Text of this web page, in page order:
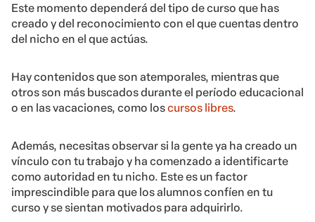
Este momento dependerá del tipo de curso que has
creado y del reconocimiento con el que cuentas dentro
del nicho en el que actúas.
Hay contenidos que son atemporales, mientras que
otros son más buscados durante el período educacional
o en las vacaciones, como loscursos libres.
Además, necesitas observar si la gente ya ha creado un
vínculo con tu trabajo y ha comenzado a identificarte
como autoridad en tu nicho. Este es un factor
imprescindible para que los alumnos confíen en tu
curso y se sientan motivados para adquirirlo.